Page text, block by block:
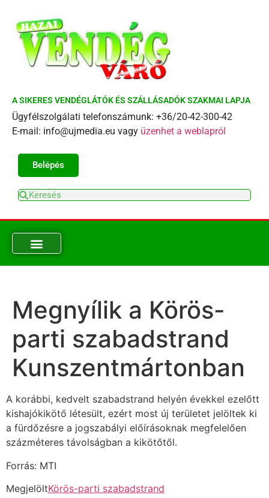
A SIKERES VENDÉGLÁTÓK ÉS SZÁLLÁSADÓK SZAKMAI LAPJA
Ügyfélszolgálati telefonszámunk: +36/20-42-300-42
E-mail: info@ujmedia.eu vagy üzenhet a weblapról
Belépés
Megnyílik a Körös-
parti szabadstrand
Kunszentmártonban
A korábbi, kedvelt szabadstrand helyén évekkel ezelőtt
kishajókikötő létesült, ezért most új területet jelöltek ki
a fürdőzésre a jogszabályi előírásoknak megfelelően
százméteres távolságban a kikötőtől.
Forrás: MTI
MegjelöltKörös-parti szabadstrand